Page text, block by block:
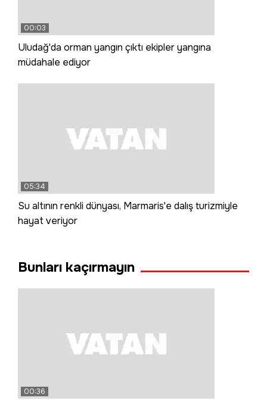
00:03
Uludağ'da orman yangın çıktı ekipler yangına
müdahale ediyor
05:34
Su altının renkli dünyası, Marmaris'e dalış turizmiyle
hayat veriyor
Bunları kaçırmayın
00:36